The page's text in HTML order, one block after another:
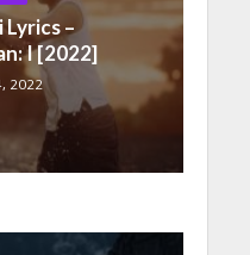
Lyrics –
I [2022]
2022